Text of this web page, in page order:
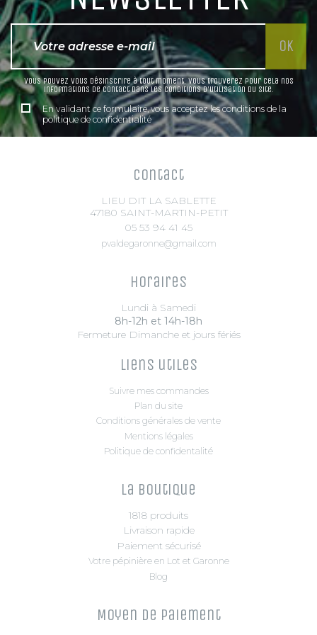
Vous pouvez vous désinscrire à tout moment. Vous trouverez pour cela nos
informations de contact dans les conditions d'utilisation du site.
En validant ce formulaire, vous acceptez les conditions de la
politique de confidentialité
Contact
LIEU DIT LA SABLETTE
47180 SAINT-MARTIN-PETIT
05 53 94 41 45
pvaldegaronne@gmail.com
Horaires
Lundi à Samedi
8h-12h et 14h-18h
Fermeture Dimanche et jours fériés
Liens utiles
Suivre mes commandes
Plan du site
Conditions générales de vente
Mentions légales
Politique de confidentalité
La boutique
1818 produits
Livraison rapide
Paiement sécurisé
Votre pépinière en Lot et Garonne
Blog
Moyen de paiement